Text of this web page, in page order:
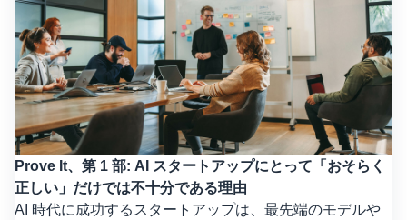
Prove It、第 1 部: AI スタートアップにとって「おそらく
正しい」だけでは不十分である理由
AI 時代に成功するスタートアップは、最先端のモデルや